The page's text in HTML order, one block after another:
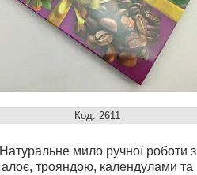
2611
Натуральне мило ручної роботи з
алоє, трояндою, календулами та